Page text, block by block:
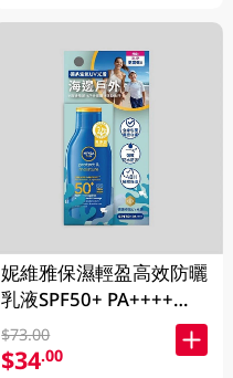
妮維雅保濕輕盈高效防曬
乳液SPF50+ PA++++
75ML
$73.00
$34.00